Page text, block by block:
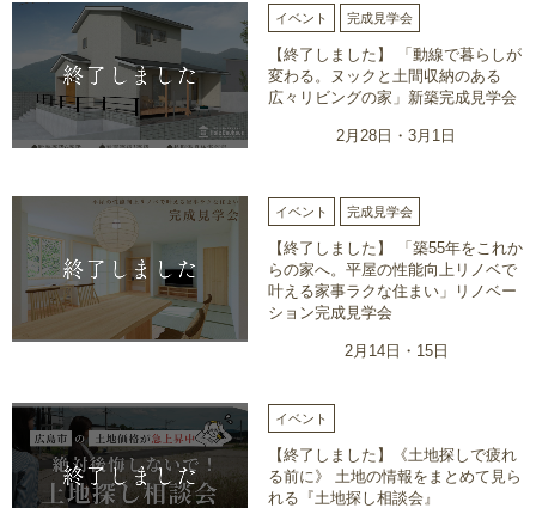
イベント 完成見学会
【終了しました】 「動線で暮らしが
変わる。ヌックと土間収納のある
広々リビングの家」新築完成見学会
2月28日・3月1日
イベント 完成見学会
【終了しました】 「築55年をこれか
らの家へ。平屋の性能向上リノベで
叶える家事ラクな住まい」リノベー
ション完成見学会
2月14日・15日
イベント
【終了しました】《土地探しで疲れ
る前に》 土地の情報をまとめて見ら
れる『土地探し相談会』